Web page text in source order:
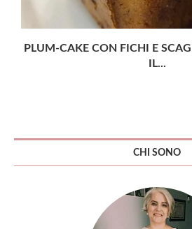
PLUM-CAKE CON FICHI E
IL...
CHI SONO